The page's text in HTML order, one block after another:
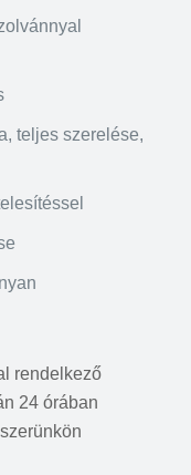
teljes szerelése,
rendelkező
24 órában